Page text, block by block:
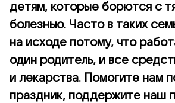
детям, которые борются с
болезнью. Часто в таких
на исходе потому, что
один родитель, и все
и лекарства. Помогите нам
праздник, поддержите наш